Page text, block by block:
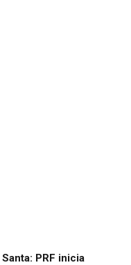
PRF inicia